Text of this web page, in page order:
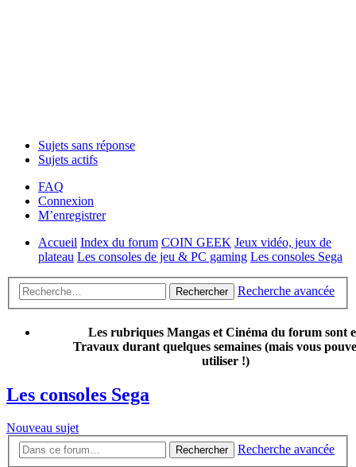
Sujets sans réponse
Sujets actifs
FAQ
Connexion
M’enregistrer
Accueil Index du forum COIN GEEK Jeux vidéo, jeux de
plateau Les consoles de jeu & PC gaming Les consoles Sega
Rechercher Recherche avancée
Les rubriques Mangas et Cinéma du forum sont
Travaux durant quelques semaines (mais vous
utiliser !)
Les consoles Sega
Nouveau sujet
Rechercher
Recherche avancée